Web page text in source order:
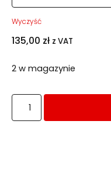
Wyczyść
135,00 zł z VAT
2 w magazynie